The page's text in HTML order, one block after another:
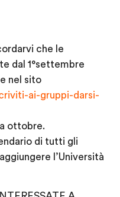
che le
dal 1°settembre
nel sito
ai-gruppi-darsi-
ottobre.
di tutti gli
l’Università